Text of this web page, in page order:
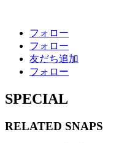
フォロー
フォロー
友だち追加
フォロー
SPECIAL
RELATED SNAPS